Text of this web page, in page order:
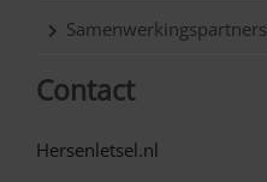
Samenwerkingspartners
Contact
Hersenletsel.nl